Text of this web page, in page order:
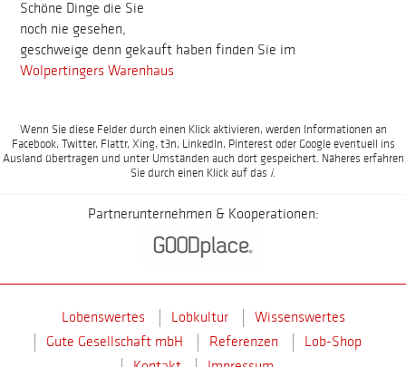
Schöne Dinge die Sie
noch nie gesehen,
geschweige denn gekauft haben finden Sie im
Wolpertingers Warenhaus
Wenn Sie diese Felder durch einen Klick aktivieren, werden Informationen an
Facebook, Twitter, Flattr, Xing, t3n, LinkedIn, Pinterest oder Google eventuell ins
Ausland übertragen und unter Umständen auch dort gespeichert. Näheres erfahren
Sie durch einen Klick auf das i.
Partnerunternehmen & Kooperationen:
Lobenswertes Lobkultur
Wissenswertes
Gute Gesellschaft mbH
Referenzen
Lob-Shop